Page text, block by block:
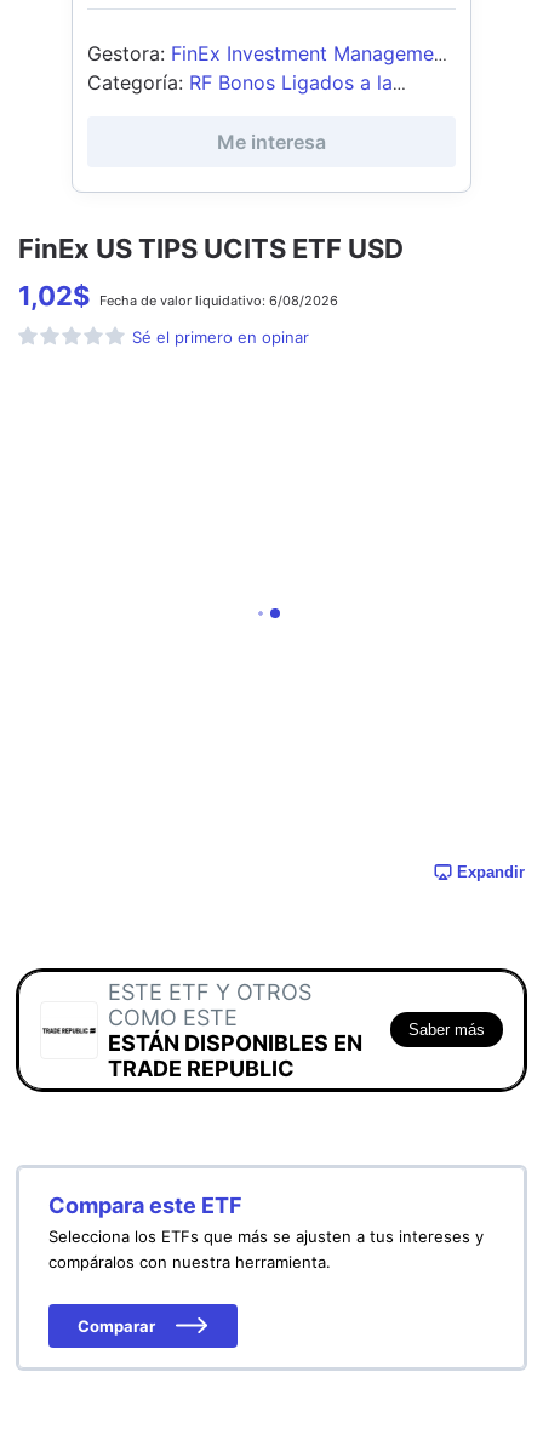
FinEx US TIPS UCITS ETF USD
1,02$ Fecha de valor liquidativo: 6/08/2026
Sé el primero en opinar
Expandir
ESTE ETF Y OTROS
COMO ESTE
ESTÁN DISPONIBLES EN
TRADE REPUBLIC
Saber más
Compara este ETF
Selecciona los ETFs que más se ajusten a tus intereses y
compáralos con nuestra herramienta.
Comparar
Gestora: FinEx Investment Management
LLP
Categoría: RF Bonos Ligados a la
Me interesa